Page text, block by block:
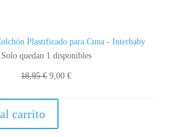
N
P
A
Plastificado para Cuna - Interbaby
Solo quedan 1 disponibles
18,95€ El
original
18,95 €.
9,00€El
carrito